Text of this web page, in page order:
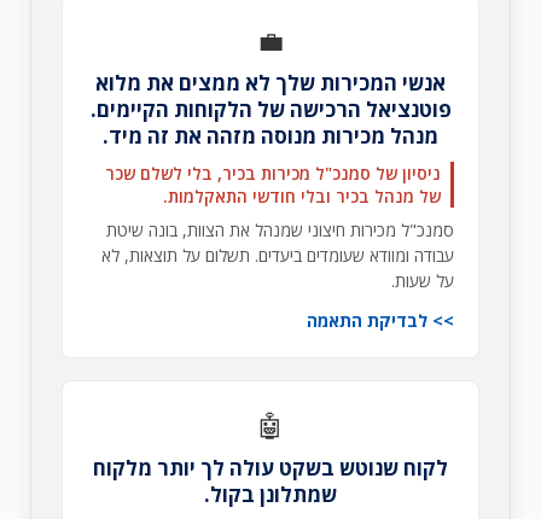
💼
אנשי המכירות שלך לא ממצים את מלוא
פוטנציאל הרכישה של הלקוחות הקיימים.
מנהל מכירות מנוסה מזהה את זה מיד.
ניסיון של סמנכ"ל מכירות בכיר, בלי לשלם שכר
של מנהל בכיר ובלי חודשי התאקלמות.
סמנכ"ל מכירות חיצוני שמנהל את הצוות, בונה שיטת
עבודה ומוודא שעומדים ביעדים. תשלום על תוצאות, לא
על שעות.
לבדיקת התאמה
🤖
לקוח שנוטש בשקט עולה לך יותר מלקוח
שמתלונן בקול.